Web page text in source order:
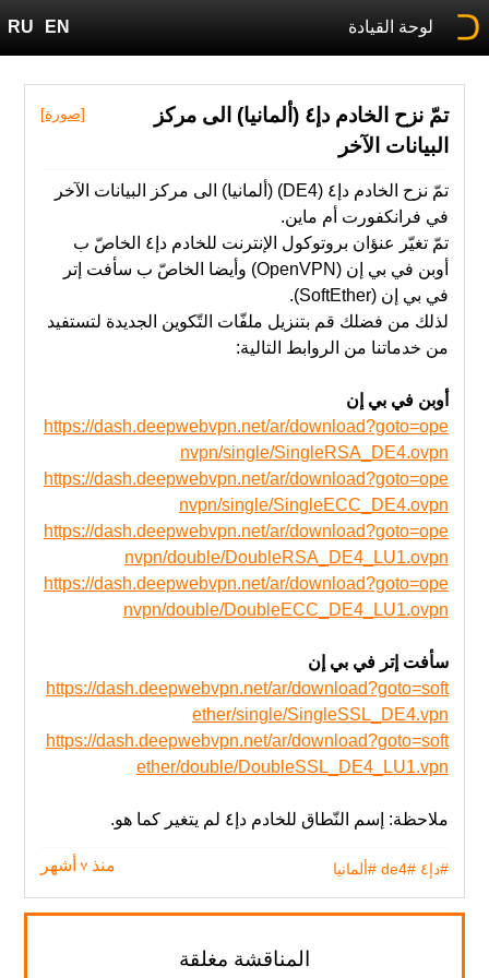
لوحة القيادة EN
RU
[صورة]
تمّ نزح الخادم دإ٤ (ألمانيا) الى مركز
البيانات الآخر
تمّ نزح الخادم دإ٤ (DE4) (ألمانيا) الى مركز البيانات الآخر
في فرانكفورت أم ماين.
تمّ ‫تغيّر عنؤان بروتوكول الإنترنت للخادم دإ٤ الخاصّ ب
أوبن في بي إن (OpenVPN) وأيضا الخاصّ ب سأفت إتر
في بي إن (SoftEther).
‫من‬ خدماتنا‬ ‫من‬ ‫الروابط‬ ‫التالية‬:
أوبن في بي إن
https://dash.deepwebvpn.net/ar/download?goto=ope
nvpn/single/SingleRSA_DE4.ovpn
https://dash.deepwebvpn.net/ar/download?goto=ope
nvpn/single/SingleECC_DE4.ovpn
https://dash.deepwebvpn.net/ar/download?goto=ope
nvpn/double/DoubleRSA_DE4_LU1.ovpn
https://dash.deepwebvpn.net/ar/download?goto=ope
nvpn/double/DoubleECC_DE4_LU1.ovpn
سأفت إتر في بي إن
https://dash.deepwebvpn.net/ar/download?goto=soft
ether/single/SingleSSL_DE4.vpn
https://dash.deepwebvpn.net/ar/download?goto=soft
ether/double/DoubleSSL_DE4_LU1.vpn
ملاحظة: إسم النّطاق للخادم دإ٤ لم يتغير‬ كما هو.
منذ 7 أشهر #دإ٤ #de4 #ألمانيا
المناقشة مغلقة